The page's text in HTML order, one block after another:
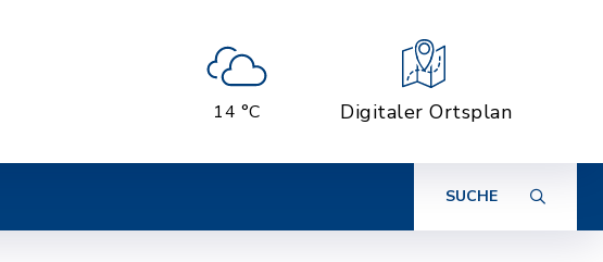
14 °C Digitaler Ortsplan
SUCHE